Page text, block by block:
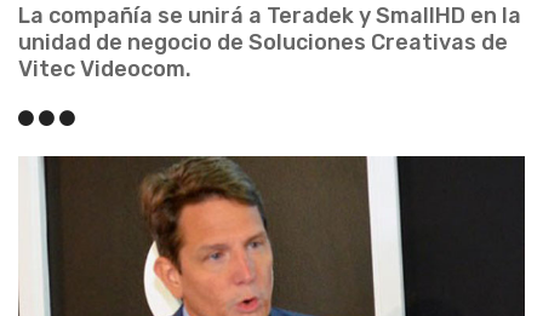
La compañía se unirá a Teradek y SmallHD en la
unidad de negocio de Soluciones Creativas de
Vitec Videocom.